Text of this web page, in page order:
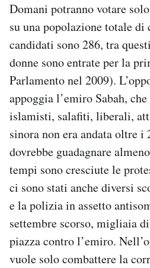
Domani potranno votare
su una popolazione totale
candidati sono 286, tra
donne sono entrate per la
Parlamento nel 2009).
appoggia l’emiro Sabah,
islamisti, salafiti, liberali,
sinora non era andata oltre i
dovrebbe guadagnare
tempi sono cresciute le
ci sono stati anche diversi
e la polizia in assetto
settembre scorso, migliaia
piazza contro l’emiro.
vuole solo combattere la